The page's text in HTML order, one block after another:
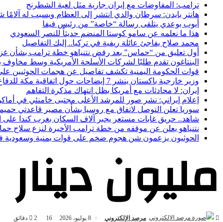
ترامب: المفاوضات مع إيران جارية مثل لعبة الشطرنج
هانتر بايدن: سرطان والدي انتشر إلى العظام ويسبب له آلامًا
أيوب بوعدي يتلقى رسالة “خاصة” من رئيس فيفا
هذا ما نعلمه عن سامو كوستا المنضم حديثاً للنصر السعودي
محمد صلاح يفاجئ عائلة ريفية في تركيا.. إليك التفاصيل
أول تعليق من “حماس” بعد رفض نتنياهو خطة ترامب بشأن
البنتاغون تقدم طلبًا لشركات الأسلحة الأمريكية وسط
قوات الحكومة اليمنية تكشف تفاصيل عن هجمات الحوثيين
وزير خارجية باكستان ينشر 7 إيضاحات حول اتفاقية مكة للدفاع المشترك
إيران: لا محادثات مع أمريكا بظل انتهاك مذكرة التفاهم
إعلام إيراني: نشر صور للمرشد الأعلى مجتبى خامنئي في
سوريا تعلن التوصل لاتفاق مع روسيا بشأن مصير قاعدتي
شاهد.. حريق غابات مستعر يجبر آلاف السكان بغرب كندا على
نتنياهو يعلن عن موقفه من خطة ترامب الأخيرة لنزع سلاح
الحوثيون يزعمون شن هجوم ضخم على قوات يمنية وسعودية
مليون دينار
مرصد الإلكتروني 8 يوليو، 2026 2 دقائق